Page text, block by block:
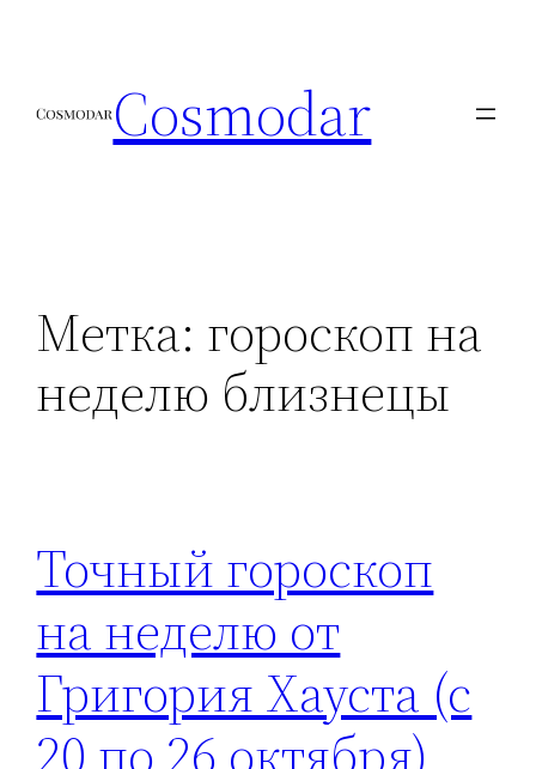
содержимомуCosmodar
Метка: гороскоп на
неделю близнецы
Точный гороскоп
на неделю от
Григория Хауста (с